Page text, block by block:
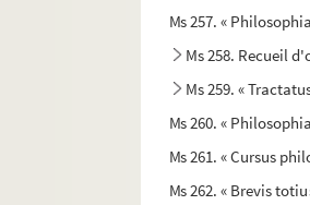
Ms 257. «
Ms 258. Recueil
Ms 259. «
Ms 260. «
Ms 261. « Cursus
Ms 262. « Brevis